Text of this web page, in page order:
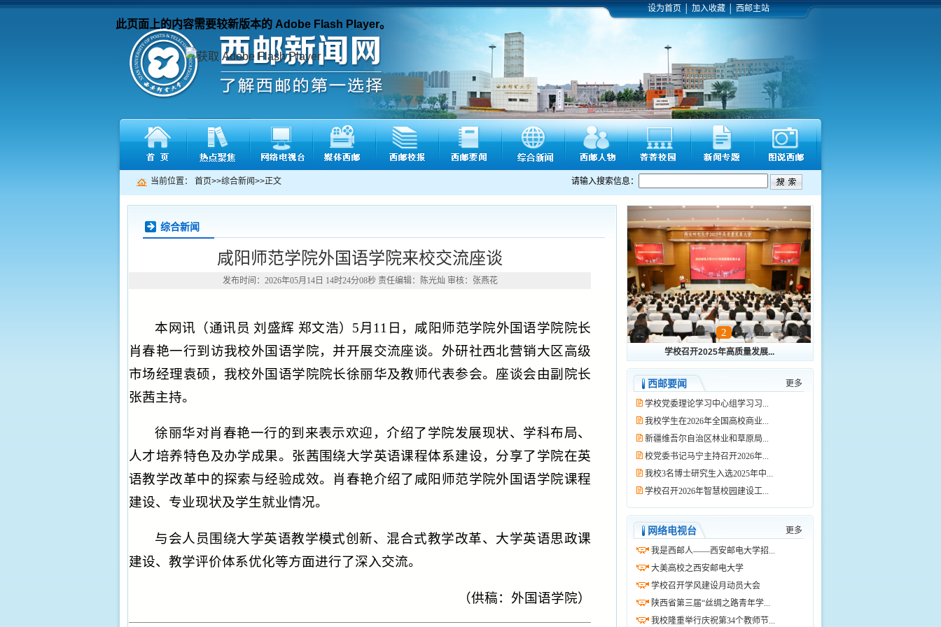
设为首页│加入收藏│西邮主站
此页面上的内容需要较新版本的 Adobe Flash Player。
当前位置： 首页>>综合新闻>>正文 请输入搜索信息：
综合新闻
咸阳师范学院外国语学院来校交流座谈
发布时间：2026年05月14日 14时24分08秒 责任编辑：陈光灿 审核：张燕花
本网讯 （通讯员 刘盛辉 郑文浩） 5月11日，咸阳师范学院外国语学院院长
肖春艳一行到访我校外国语学院，并开展交流座谈。外研社西北营销大区高级
市场经理袁硕，我校外国语学院院长徐丽华及教师代表参会。座谈会由副院长
张茜主持。
徐丽华对肖春艳一行的到来表示欢迎，介绍了学院发展现状、学科布局、
人才培养特色及办学成果。张茜围绕大学英语课程体系建设，分享了学院在英
语教学改革中的探索与经验成效。肖春艳介绍了咸阳师范学院外国语学院课程
建设、专业现状及学生就业情况。
与会人员围绕大学英语教学模式创新、混合式教学改革、大学英语思政课
建设、教学评价体系优化等方面进行了深入交流。
（供稿：外国语学院）
1 2 3 4 5 6
学校召开2025年高质量发展...
西邮要闻 更多
学校党委理论学习中心组学习习...
我校学生在2026年全国高校商业...
新疆维吾尔自治区林业和草原局...
校党委书记马宁主持召开2026年...
我校3名博士研究生入选2025年中...
学校召开2026年智慧校园建设工...
网络电视台 更多
我是西邮人——西安邮电大学招...
大美高校之西安邮电大学
学校召开学风建设月动员大会
陕西省第三届“丝绸之路青年学...
我校隆重举行庆祝第34个教师节...